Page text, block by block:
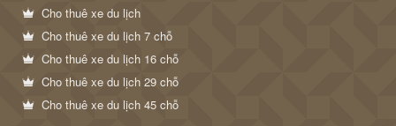
Cho thuê xe du lịch
Cho thuê xe du lịch 7 chỗ
Cho thuê xe du lịch 16 chỗ
Cho thuê xe du lịch 29 chỗ
Cho thuê xe du lịch 45 chỗ